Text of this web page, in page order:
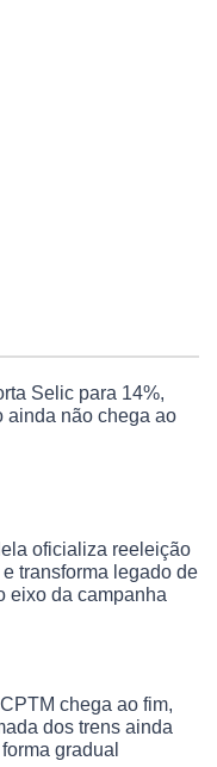
Selic para 14%,
ainda não chega ao
oficializa reeleição
transforma legado de
eixo da campanha
chega ao fim,
dos trens ainda
gradual